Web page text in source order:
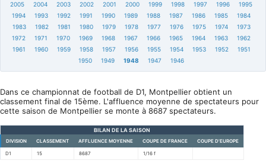
2005
2004 2003 2002 2001 2000 1999 1998 1997 1996
1995
1994
1993 1992 1991 1990 1989 1988 1987 1986 1985
1984
1983
1982 1981 1980 1979 1978 1977 1976 1975 1974
1973
1972
1971 1970 1969 1968 1967 1966 1965 1964 1963
1962
1961
1960 1959 1958 1957 1956 1955 1954 1953 1952
1951
1950
1949 1948 1947 1946
Dans ce championnat de football de D1, Montpellier obtient un
classement final de 15ème. L'affluence moyenne de spectateurs pour
cette saison de Montpellier se monte à 8687 spectateurs.
BILAN DE LA SAISON
DIVISION CLASSEMENT AFFLUENCE MOYENNE COUPE DE FRANCE COUPE D'EUROPE
D1 15 8687 1/16 f